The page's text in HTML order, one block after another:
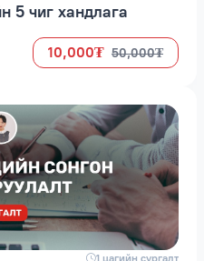
5 чиг хандлага
10,000₮ 50,000₮
1 цагийн сургалт